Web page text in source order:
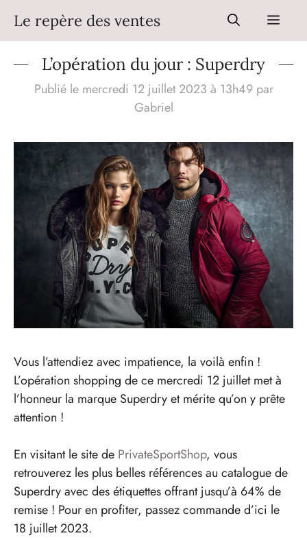
contenu
Le repère des ventes Menu
L’opération du jour : Superdry
Publié le mercredi 12 juillet 2023 à 13h49 par
Gabriel
Vous l’attendiez avec impatience, la voilà enfin !
L’opération shopping de ce mercredi 12 juillet met à
l’honneur la marque Superdry et mérite qu’on y prête
attention !
En visitant le site de PrivateSportShop, vous
retrouverez les plus belles références au catalogue de
Superdry avec des étiquettes offrant jusqu’à 64% de
remise ! Pour en profiter, passez commande d’ici le
18 juillet 2023.